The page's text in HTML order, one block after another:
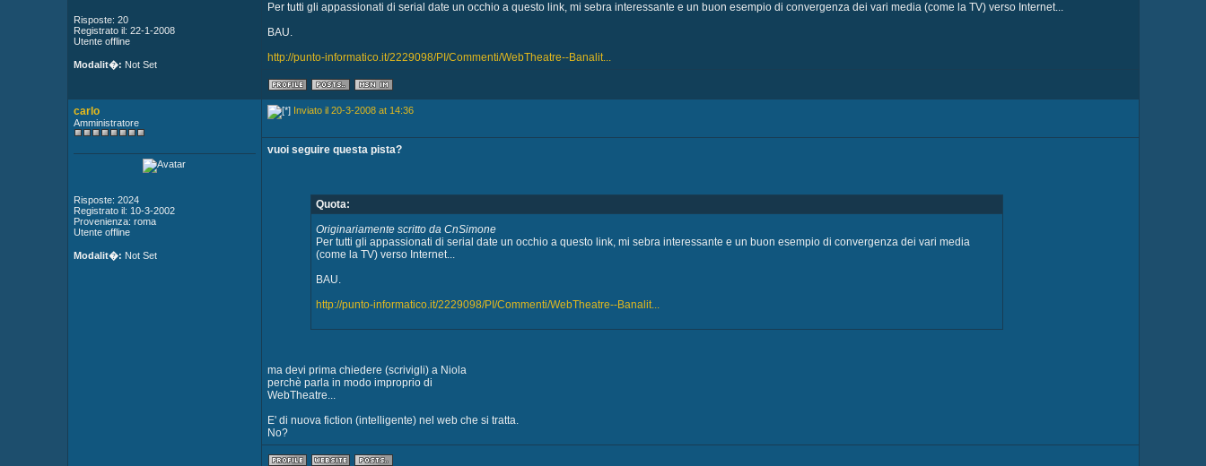
Risposte: 20
Registrato il: 22-1-2008
Utente offline
Modalit�: Not Set
Per tutti gli appassionati di serial date un occhio a questo link, mi sebra interessante e un buon esempio di convergenza dei vari media (come la TV) verso Internet...
BAU.
http://punto-informatico.it/2229098/PI/Commenti/WebTheatre--Banalit...
carlo
Amministratore
Risposte: 2024
Registrato il: 10-3-2002
Provenienza: roma
Utente offline
Modalit�: Not Set
Inviato il 20-3-2008 at 14:36
vuoi seguire questa pista?
Quota:
Originariamente scritto da CnSimone
Per tutti gli appassionati di serial date un occhio a questo link, mi sebra interessante e un buon esempio di convergenza dei vari media
(come la TV) verso Internet...
BAU.
http://punto-informatico.it/2229098/PI/Commenti/WebTheatre--Banalit...
ma devi prima chiedere (scrivigli) a Niola
perchè parla in modo improprio di
WebTheatre...
E' di nuova fiction (intelligente) nel web che si tratta.
No?